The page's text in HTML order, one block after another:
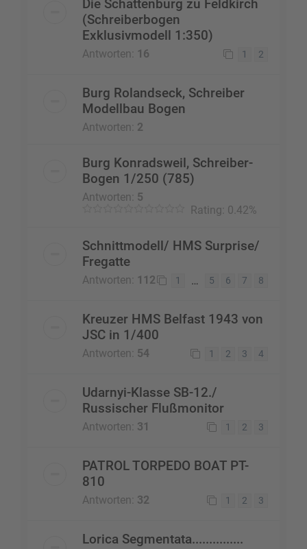
Die Schattenburg zu Feldkirch
(Schreiberbogen
Exklusivmodell 1:350)
Antworten: 16 1 2
Burg Rolandseck, Schreiber
Modellbau Bogen
Antworten: 2
Burg Konradsweil, Schreiber-
Bogen 1/250 (785)
Antworten: 5
Rating: 0.42%
Schnittmodell/ HMS Surprise/
Fregatte
Antworten: 112 1 … 5 6 7 8
Kreuzer HMS Belfast 1943 von
JSC in 1/400
Antworten: 54 1 2 3 4
Udarnyi-Klasse SB-12./
Russischer Flußmonitor
Antworten: 31 1 2 3
PATROL TORPEDO BOAT PT-
810
Antworten: 32 1 2 3
Lorica Segmentata...............